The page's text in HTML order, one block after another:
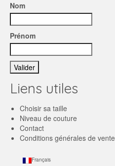
Nom
Prénom
Liens utiles
Choisir sa taille
Niveau de couture
Contact
Conditions générales de vente
Français